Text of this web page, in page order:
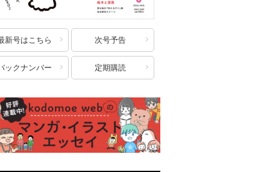
新号はこちら 次号予告
ックナンバー 定期購読